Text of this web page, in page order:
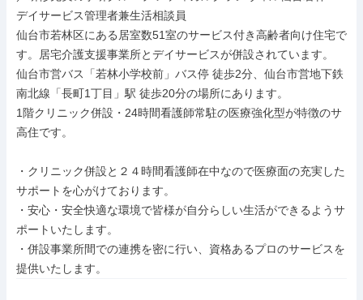
デイサービス管理者兼生活相談員
仙台市若林区にある居室数51室のサービス付き高齢者向け住宅で
す。居宅介護支援事業所とデイサービスが併設されています。
仙台市営バス「若林小学校前」バス停 徒歩2分、仙台市営地下鉄
南北線「長町1丁目」駅 徒歩20分の場所にあります。
1階クリニック併設・24時間看護師常駐の医療強化型が特徴のサ
高住です。
・クリニック併設と２４時間看護師在中なので医療面の充実した
サポートを心がけております。
・安心・安全快適な環境で皆様が自分らしい生活ができるようサ
ポートいたします。
・併設事業所間での連携を密に行い、資格あるプロのサービスを
提供いたします。